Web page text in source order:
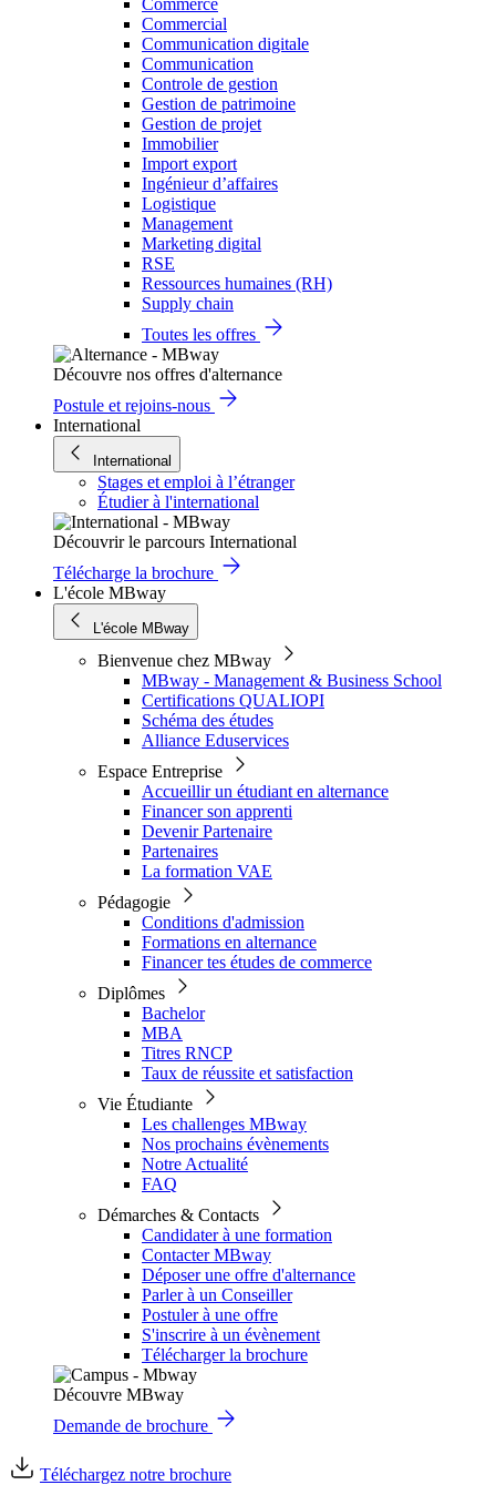
Commerce
Commercial
Communication digitale
Communication
Controle de gestion
Gestion de patrimoine
Gestion de projet
Immobilier
Import export
Ingénieur d’affaires
Logistique
Management
Marketing digital
RSE
Ressources humaines (RH)
Supply chain
Toutes les offres
Découvre nos offres d'alternance
Postule et rejoins-nous
International
International
Stages et emploi à l’étranger
Étudier à l'international
Découvrir le parcours International
Télécharge la brochure
L'école MBway
L'école MBway
Bienvenue chez MBway
MBway - Management & Business School
Certifications QUALIOPI
Schéma des études
Alliance Eduservices
Espace Entreprise
Accueillir un étudiant en alternance
Financer son apprenti
Devenir Partenaire
Partenaires
La formation VAE
Pédagogie
Conditions d'admission
Formations en alternance
Financer tes études de commerce
Diplômes
Bachelor
MBA
Titres RNCP
Taux de réussite et satisfaction
Vie Étudiante
Les challenges MBway
Nos prochains évènements
Notre Actualité
FAQ
Démarches & Contacts
Candidater à une formation
Contacter MBway
Déposer une offre d'alternance
Parler à un Conseiller
Postuler à une offre
S'inscrire à un évènement
Télécharger la brochure
Découvre MBway
Demande de brochure
Téléchargez notre brochure